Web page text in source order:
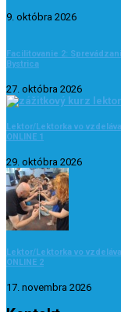
9. októbra 2026
Facilitovanie 2:
Bystrica
27. októbra 2026
Lektor/Lektorka vo
ONLINE 1
29. októbra 2026
Lektor/Lektorka vo
ONLINE 2
17. novembra 2026